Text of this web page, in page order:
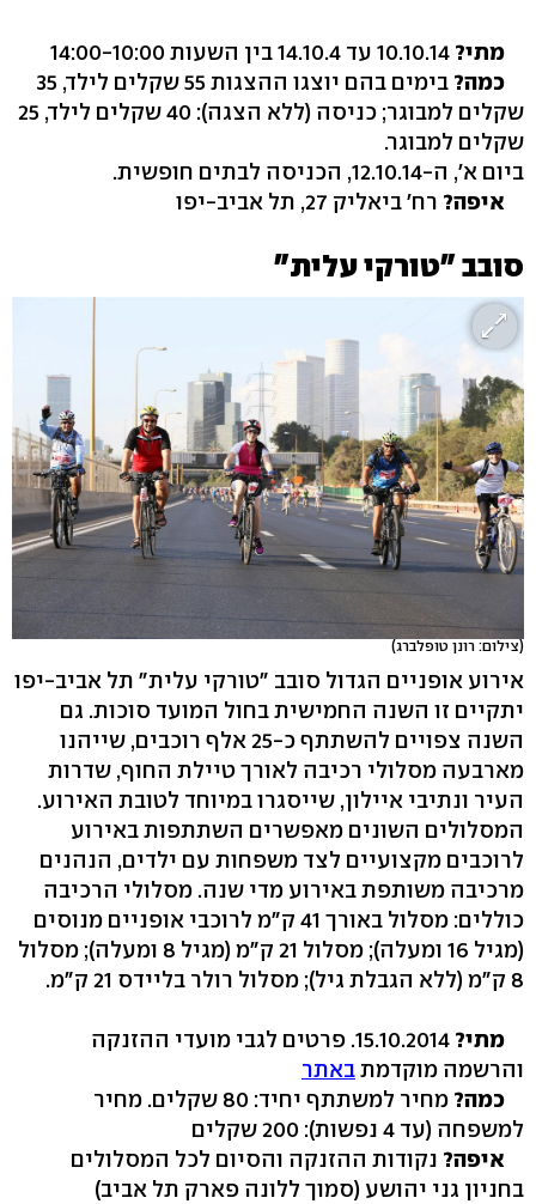
מתי?
כמה?
בימים בהם יוצגו ההצגות 55 שקלים לילד, 35
שקלים למבוגר; כניסה (ללא הצגה): 40 שקלים לילד, 25
שקלים למבוגר.
ביום א', ה-12.10.14, הכניסה לבתים חופשית.
איפה? רח' ביאליק 27, תל אביב-יפו
סובב "טורקי עלית"
(צילום: רונן טופלברג)
אירוע אופניים הגדול סובב "טורקי עלית" תל אביב-יפו
יתקיים זו השנה החמישית בחול המועד סוכות. גם
השנה צפויים להשתתף כ-25 אלף רוכבים, שייהנו
מארבעה מסלולי רכיבה לאורך טיילת החוף, שדרות
העיר ונתיבי איילון, שייסגרו במיוחד לטובת האירוע.
המסלולים השונים מאפשרים השתתפות באירוע
לרוכבים מקצועיים לצד משפחות עם ילדים, הנהנים
מרכיבה משותפת באירוע מדי שנה. מסלולי הרכיבה
כוללים: מסלול באורך 41 ק"מ לרוכבי אופניים מנוסים
(מגיל 16 ומעלה); מסלול 21 ק"מ (מגיל 8 ומעלה); מסלול
8 ק"מ (ללא הגבלת גיל); מסלול רולר בליידס 21 ק"מ.
מתי?
15.10.2014. פרטים לגבי מועדי ההזנקה
והרשמה מוקדמתבאתר
כמה?
מחיר למשתתף יחיד: 80 שקלים. מחיר
למשפחה (עד 4 נפשות): 200 שקלים
איפה? נקודות ההזנקה והסיום לכל המסלולים
בחניון גני יהושע (סמוך ללונה פארק תל אביב)